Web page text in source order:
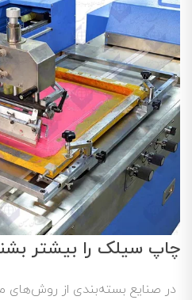
چاپ سیلک را بیشتر
در صنایع بسته‌بندی از روش‌های